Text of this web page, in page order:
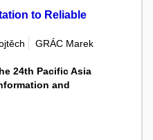
to Reliable
GRÁC Marek
24th Pacific Asia
and